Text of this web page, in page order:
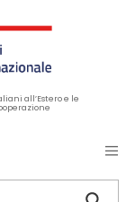
all’Estero e le